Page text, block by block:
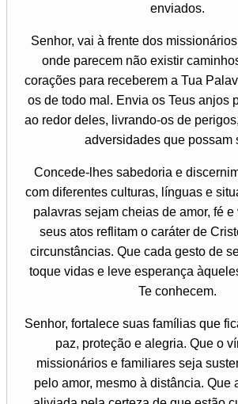
enviados.
Senhor, vai à frente dos
onde parecem não existir
corações para receberem a Tua
os de todo mal. Envia os Teus anjos
ao redor deles, livrando-os de
adversidades que possam
Concede-lhes sabedoria e
com diferentes culturas, línguas e
palavras sejam cheias de amor, fé
seus atos reflitam o caráter de
circunstâncias. Que cada gesto de
toque vidas e leve esperança
Te conhecem.
Senhor, fortalece suas famílias que
paz, proteção e alegria. Que o
missionários e familiares seja
pelo amor, mesmo à distância. Que